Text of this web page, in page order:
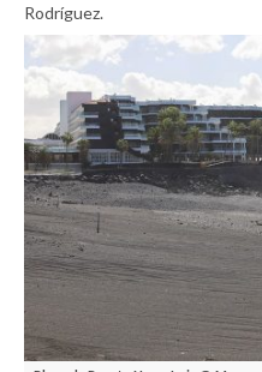
Rodríguez.